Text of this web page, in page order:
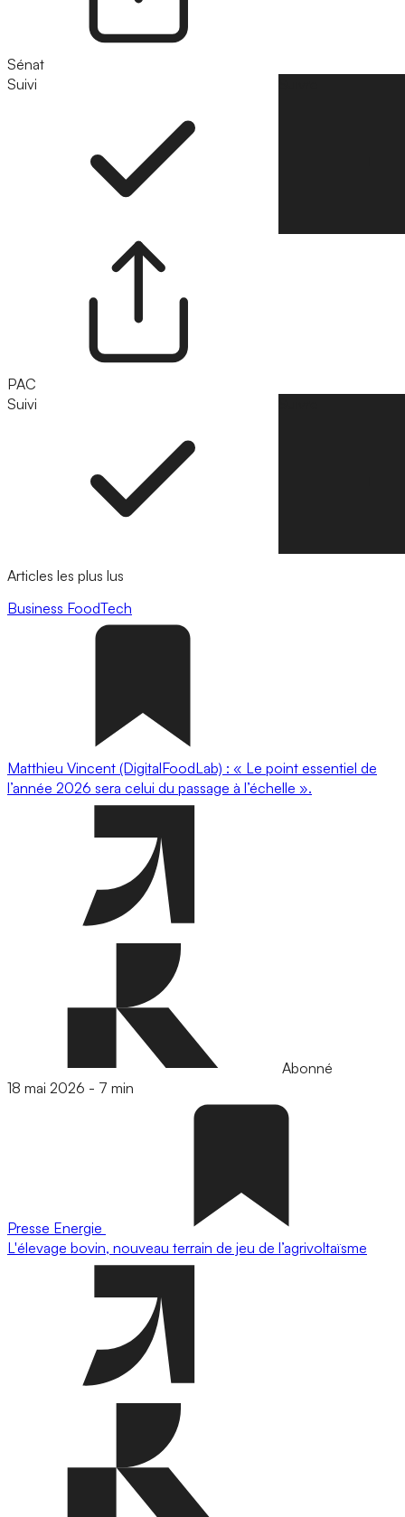
Sénat
Suivi
PAC
Suivi
Articles les plus lus
Business FoodTech
Matthieu Vincent (DigitalFoodLab) : « Le point essentiel de
l’année 2026 sera celui du passage à l’échelle ».
Abonné
18 mai 2026 - 7 min
Presse Energie
L'élevage bovin, nouveau terrain de jeu de l’agrivoltaïsme